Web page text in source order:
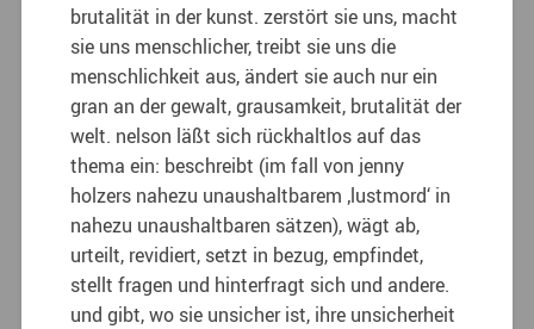
brutalität in der kunst. zerstört sie uns, macht
sie uns menschlicher, treibt sie uns die
menschlichkeit aus, ändert sie auch nur ein
gran an der gewalt, grausamkeit, brutalität der
welt. nelson läßt sich rückhaltlos auf das
thema ein: beschreibt (im fall von jenny
holzers nahezu unaushaltbarem ‚lustmord‘ in
nahezu unaushaltbaren sätzen), wägt ab,
urteilt, revidiert, setzt in bezug, empfindet,
stellt fragen und hinterfragt sich und andere.
und gibt, wo sie unsicher ist, ihre unsicherheit